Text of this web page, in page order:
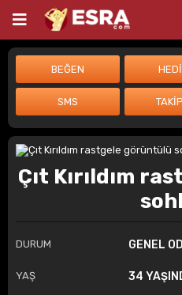
Çıt Kırıldım
DURUM GENEL
YAŞ 34